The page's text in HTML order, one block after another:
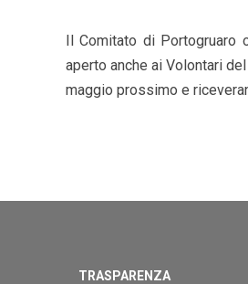
Il Comitato di Portogruaro
aperto anche ai Volontari
maggio prossimo e
TRASPARENZA